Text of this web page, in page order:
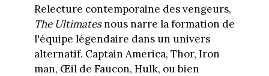
Relecture contemporaine des vengeurs,
The Ultimatesnous narre la formation de
l'équipe légendaire dans un univers
alternatif. Captain America, Thor, Iron
man, Œil de Faucon, Hulk, ou bien